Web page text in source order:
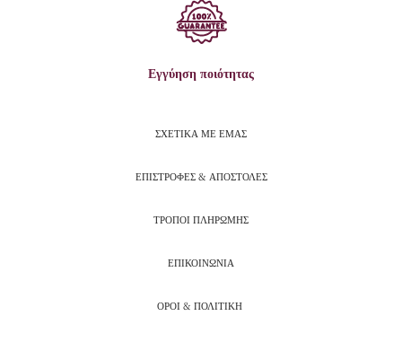
Εγγύηση ποιότητας
ΣΧΕΤΙΚΑ ΜΕ ΕΜΑΣ
ΕΠΙΣΤΡΟΦΕΣ & ΑΠΟΣΤΟΛΕΣ
ΤΡΟΠΟΙ ΠΛΗΡΩΜΗΣ
ΕΠΙΚΟΙΝΩΝΙΑ
ΟΡΟΙ & ΠΟΛΙΤΙΚΗ